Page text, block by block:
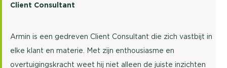
Client Consultant
Armin is een gedreven Client Consultant die zich vastbijt in
elke klant en materie. Met zijn enthousiasme en
overtuigingskracht weet hij niet alleen de juiste inzichten